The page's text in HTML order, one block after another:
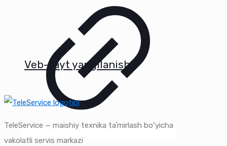
Veb-sayt yangilanishi
TeleService — maishiy texnika taʼmirlash boʻyicha
vakolatli servis markazi